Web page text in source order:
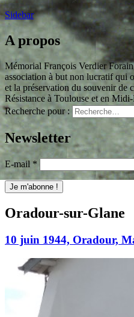
Sidebar
A propos
Mémorial François Verdier
association à but non lucratif qui
et la préservation du souvenir de
Résistance à Toulouse et en
Recherche pour :
Newsletter
E-mail *
Oradour-sur-Glane
10 juin 1944, Oradour,